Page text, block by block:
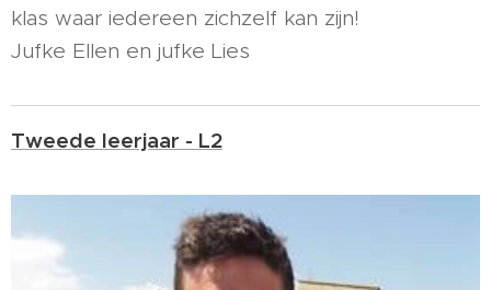
klas waar iedereen zichzelf kan zijn!
Jufke Ellen en jufke Lies
Tweede leerjaar - L2